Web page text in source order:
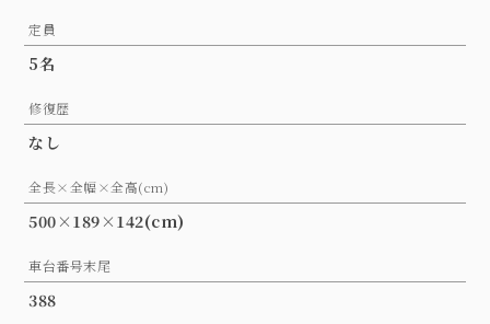
定員
5名
修復歴
なし
全長×全幅×全高(cm)
500×189×142(cm)
車台番号末尾
388